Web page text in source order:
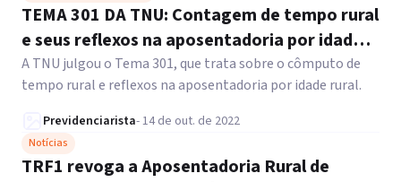
TEMA 301 DA TNU: Contagem de tempo rural
e seus reflexos na aposentadoria por idade
rural
A TNU julgou o Tema 301, que trata sobre o cômputo de
tempo rural e reflexos na aposentadoria por idade rural.
Previdenciarista-14 de out. de 2022
Notícias
TRF1 revoga a Aposentadoria Rural de